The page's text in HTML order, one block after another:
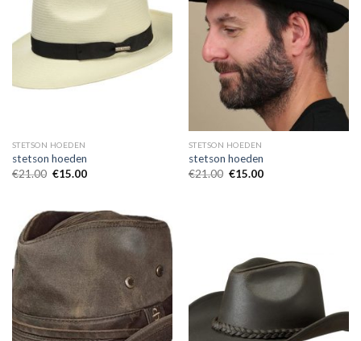
STETSON HOEDEN
stetson hoeden
€21.00 €15.00
STETSON HOEDEN
stetson hoeden
€21.00 €15.00